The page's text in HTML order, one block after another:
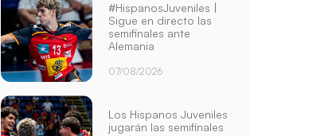
#HispanosJuveniles |
Sigue en directo las
semifinales ante
Alemania
07/08/2026
Los Hispanos Juveniles
jugarán las semifinales